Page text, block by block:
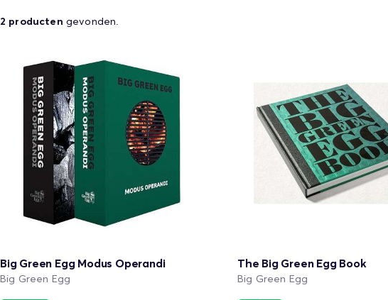
2 producten gevonden.
Big Green Egg Modus Operandi
Big Green Egg
The Big Green Egg Book
Big Green Egg